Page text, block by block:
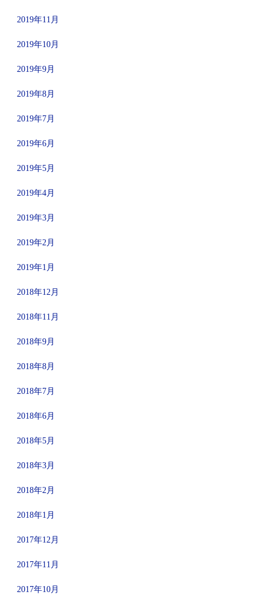
2019年11月
2019年10月
2019年9月
2019年8月
2019年7月
2019年6月
2019年5月
2019年4月
2019年3月
2019年2月
2019年1月
2018年12月
2018年11月
2018年9月
2018年8月
2018年7月
2018年6月
2018年5月
2018年3月
2018年2月
2018年1月
2017年12月
2017年11月
2017年10月